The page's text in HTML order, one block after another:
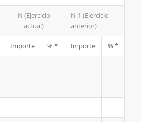
N (Ejercicio
actual)
N-1 (Ejercicio
anterior)
Importe % * Importe % *